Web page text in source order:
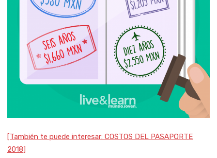
[También te puede interesar: COSTOS DEL PASAPORTE
2018]